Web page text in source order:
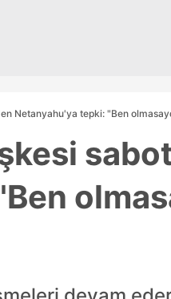
Netanyahu'ya tepki: "Ben